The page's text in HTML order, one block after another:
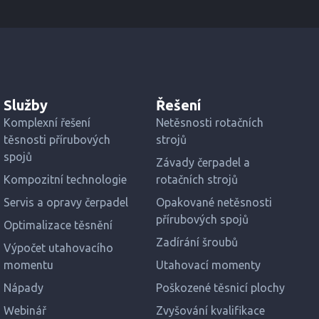
Služby
Komplexní řešení
těsnosti přírubových
spojů
Kompozitní technologie
Servis a opravy čerpadel
Optimalizace těsnění
Výpočet utahovacího
momentu
Nápady
Webinář
Řešení
Netěsnosti rotačních
strojů
Závady čerpadel a
rotačních strojů
Opakované netěsnosti
přírubových spojů
Zadírání šroubů
Utahovací momenty
Poškozené těsnicí plochy
Zvyšování kvalifikace